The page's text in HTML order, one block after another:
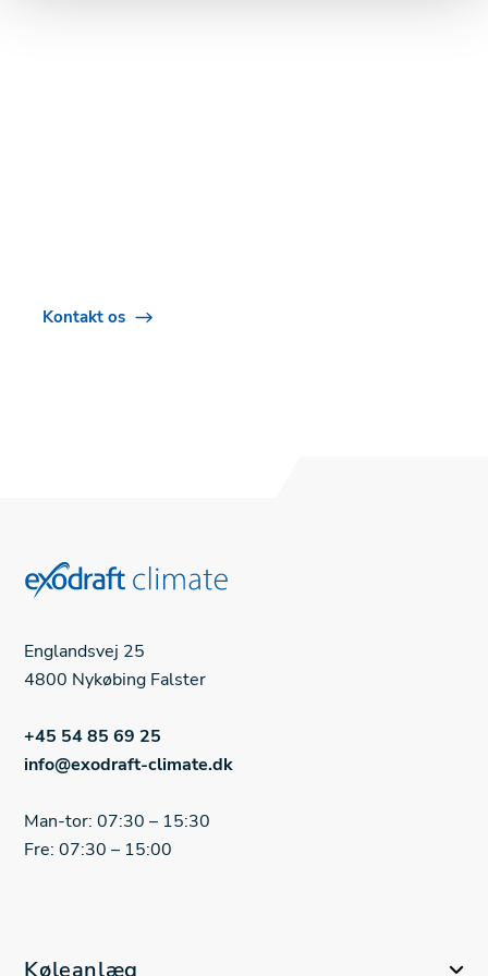
Kontakt os
Englandsvej 25
4800 Nykøbing Falster
+45 54 85 69 25
info@exodraft-climate.dk
Man-tor: 07:30 – 15:30
Fre: 07:30 – 15:00
Køleanlæg